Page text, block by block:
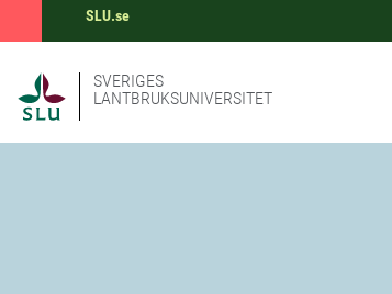
SLU.se
SVERIGES
LANTBRUKSUNIVERSITET